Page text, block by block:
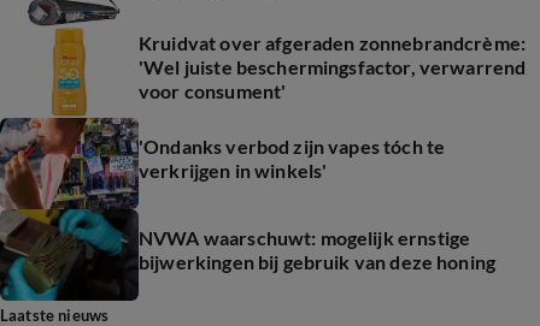
Kruidvat over afgeraden zonnebrandcrème:
'Wel juiste beschermingsfactor, verwarrend
voor consument'
'Ondanks verbod zijn vapes tóch te
verkrijgen in winkels'
NVWA waarschuwt: mogelijk ernstige
bijwerkingen bij gebruik van deze honing
Laatste nieuws